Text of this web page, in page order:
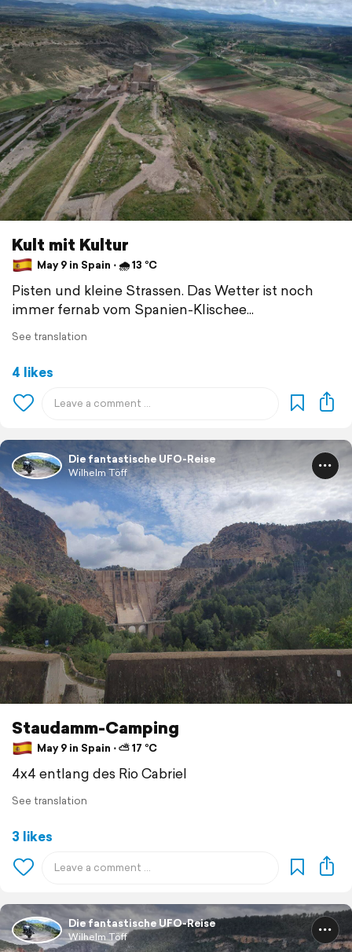
Kult mit Kultur
May 9 in Spain ⋅ 🌧 13 °C
Pisten und kleine Strassen. Das Wetter ist noch
immer fernab vom Spanien-Klischee...
See translation
4 likes
Die fantastische UFO-Reise
Wilhelm Töff
Staudamm-Camping
May 9 in Spain ⋅ ⛅ 17 °C
4x4 entlang des Rio Cabriel
See translation
3 likes
Die fantastische UFO-Reise
Wilhelm Töff